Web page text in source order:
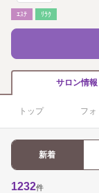
ｴｽﾃ ﾘﾗｸ
サロン情報
トップ フォ
新着
1232件